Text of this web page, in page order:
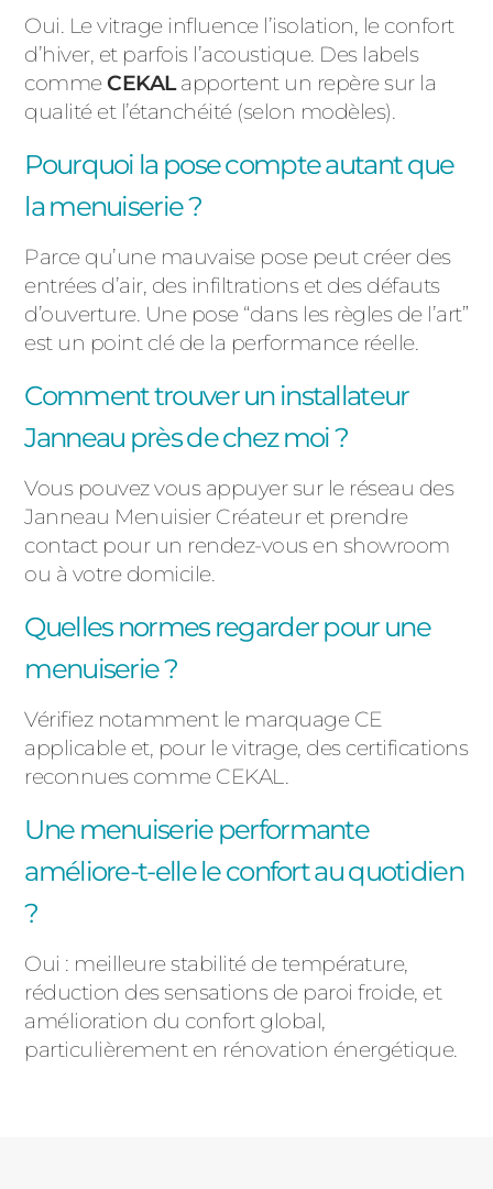
Oui. Le vitrage influence l’isolation, le confort
d’hiver, et parfois l’acoustique. Des labels
commeCEKALapportent un repère sur la
qualité et l’étanchéité (selon modèles).
Pourquoi la pose compte autant que
la menuiserie ?
Parce qu’une mauvaise pose peut créer des
entrées d’air, des infiltrations et des défauts
d’ouverture. Une pose “dans les règles de l’art”
est un point clé de la performance réelle.
Comment trouver un installateur
Janneau près de chez moi ?
Vous pouvez vous appuyer sur le réseau des
Janneau Menuisier Créateuret prendre
contact pour un rendez-vous en showroom
ou à votre domicile.
Quelles normes regarder pour une
menuiserie ?
Vérifiez notamment le marquage CE
applicable et, pour le vitrage, des certifications
reconnues comme CEKAL.
Une menuiserie performante
améliore-t-elle le confort au quotidien
?
Oui : meilleure stabilité de température,
réduction des sensations de paroi froide, et
amélioration du confort global,
particulièrement en rénovation énergétique.